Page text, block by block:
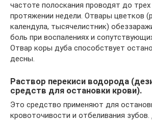
частоте полоскания проводят до трех
протяжении недели. Отвары цветков
календула, тысячелистник)
боль при воспалениях и
Отвар коры дуба способствует
десны.
Раствор перекиси водорода
средств для остановки крови).
Это средство применяют для
кровоточивости и отбеливания